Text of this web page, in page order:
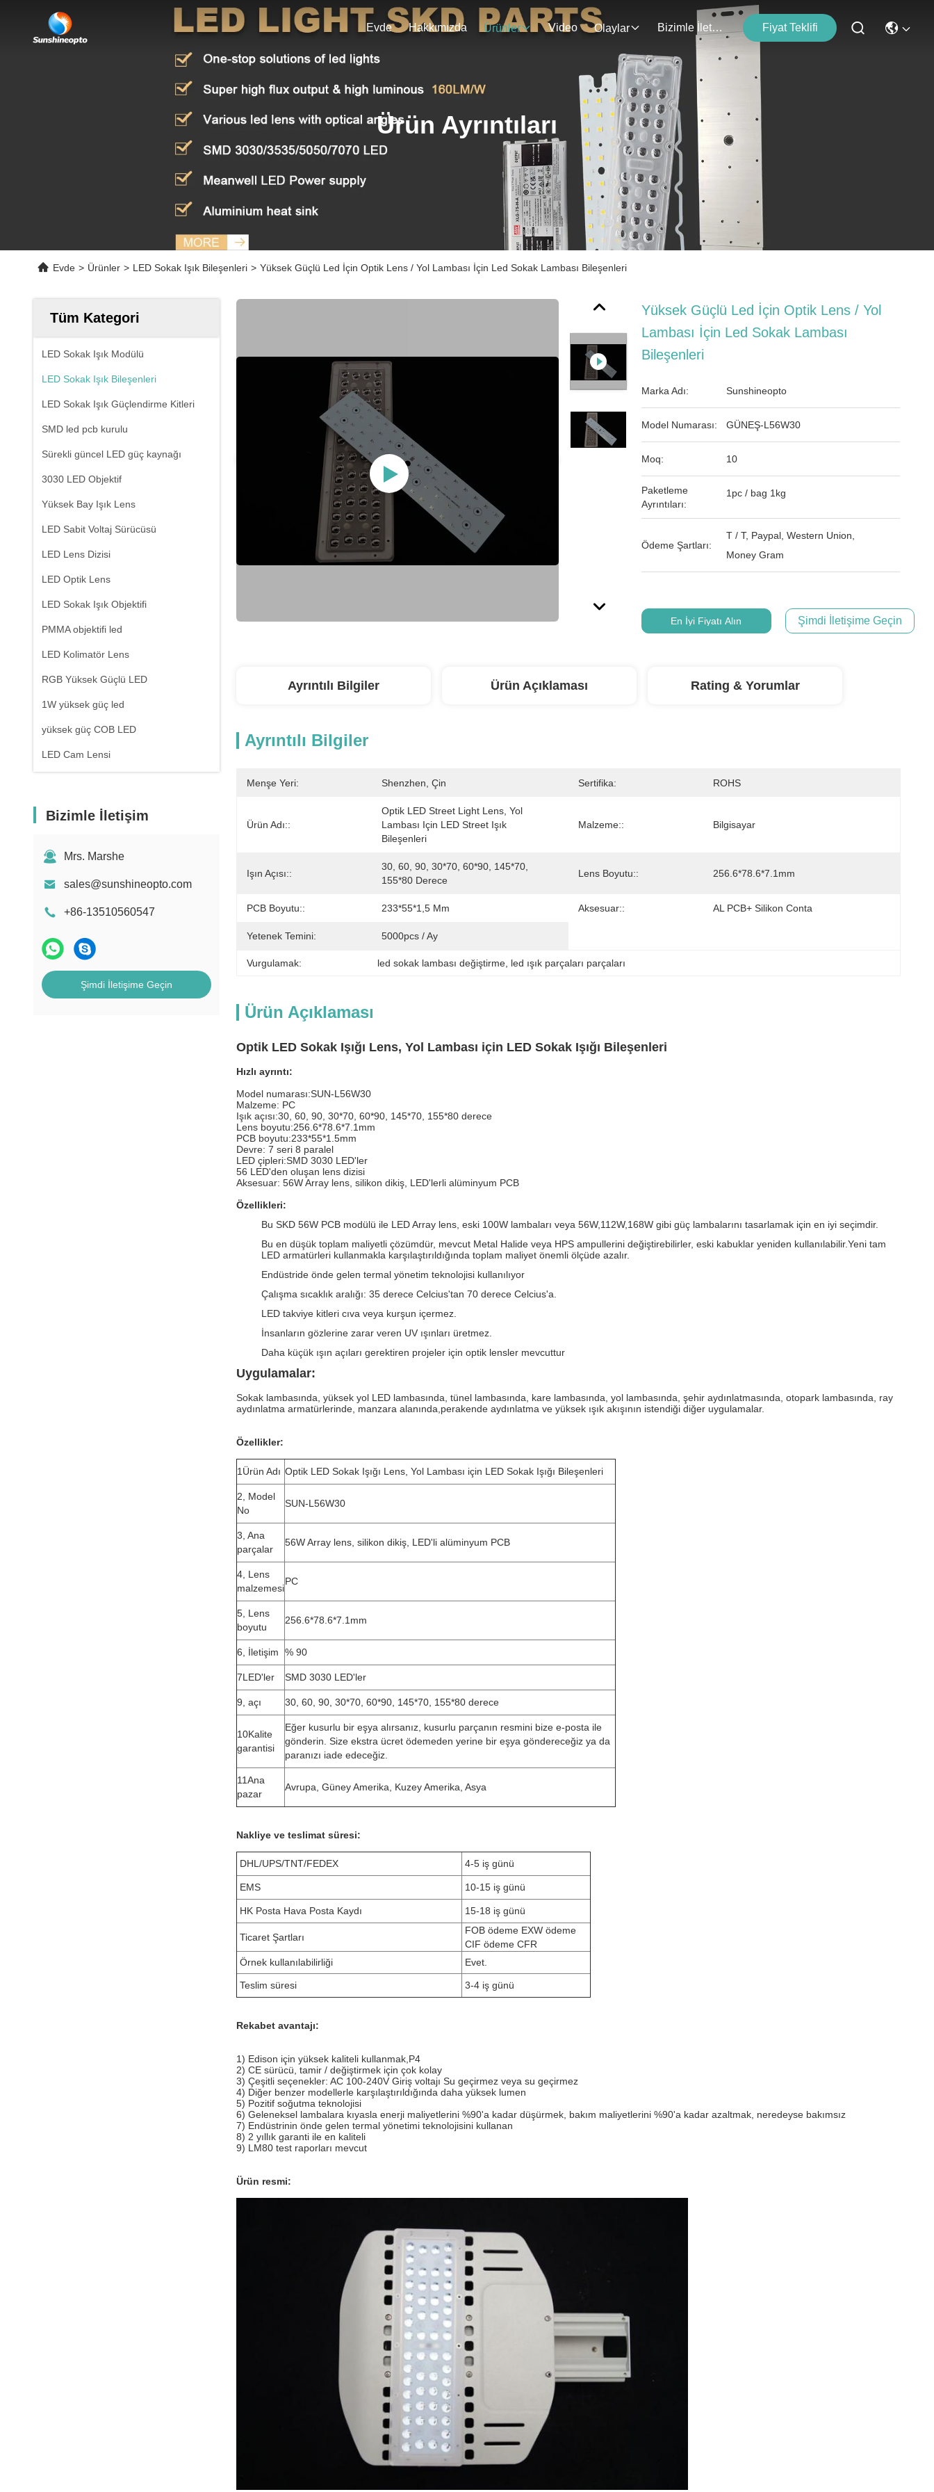
Evde Hakkımızda Ürünler Video Olaylar Bizimle İletişim Fiyat Teklifi
Ürün Ayrıntıları
Evde > Ürünler > LED Sokak Işık Bileşenleri > Yüksek Güçlü Led İçin Optik Lens / Yol Lambası İçin Led Sokak Lambası Bileşenleri
Tüm Kategori
LED Sokak Işık Modülü
LED Sokak Işık Bileşenleri
LED Sokak Işık Güçlendirme Kitleri
SMD led pcb kurulu
Sürekli güncel LED güç kaynağı
3030 LED Objektif
Yüksek Bay Işık Lens
LED Sabit Voltaj Sürücüsü
LED Lens Dizisi
LED Optik Lens
LED Sokak Işık Objektifi
PMMA objektifi led
LED Kolimatör Lens
RGB Yüksek Güçlü LED
1W yüksek güç led
yüksek güç COB LED
LED Cam Lensi
Bizimle İletişim
Mrs. Marshe
sales@sunshineopto.com
+86-13510560547
Şimdi İletişime Geçin
Yüksek Güçlü Led İçin Optik Lens / Yol
Lambası İçin Led Sokak Lambası
Bileşenleri
Marka Adı: Sunshineopto
Model Numarası: GÜNEŞ-L56W30
Moq: 10
Paketleme
Ayrıntıları:
1pc / bag 1kg
Ödeme Şartları:
T / T, Paypal, Western Union,
Money Gram
En İyi Fiyatı Alın Şimdi İletişime Geçin
Ayrıntılı Bilgiler Ürün Açıklaması Rating & Yorumlar
Ayrıntılı Bilgiler
Menşe Yeri: Shenzhen, Çin Sertifika: ROHS
Ürün Adı::
Optik LED Street Light Lens, Yol
Lambası Için LED Street Işık
Bileşenleri
Malzeme:: Bilgisayar
Işın Açısı::
30, 60, 90, 30*70, 60*90, 145*70,
155*80 Derece
Lens Boyutu:: 256.6*78.6*7.1mm
PCB Boyutu:: 233*55*1,5 Mm Aksesuar:: AL PCB+ Silikon Conta
Yetenek Temini: 5000pcs / Ay
Vurgulamak: led sokak lambası değiştirme led ışık parçaları parçaları
Ürün Açıklaması
Optik LED Sokak Işığı Lens, Yol Lambası için LED Sokak Işığı Bileşenleri
Hızlı ayrıntı:
Model numarası:SUN-L56W30
Malzeme: PC
Işık açısı:30, 60, 90, 30*70, 60*90, 145*70, 155*80 derece
Lens boyutu:256.6*78.6*7.1mm
PCB boyutu:233*55*1.5mm
Devre: 7 seri 8 paralel
LED çipleri:SMD 3030 LED'ler
56 LED'den oluşan lens dizisi
Aksesuar: 56W Array lens, silikon dikiş, LED'lerli alüminyum PCB
Özellikleri:
Bu SKD 56W PCB modülü ile LED Array lens, eski 100W lambaları veya 56W,112W,168W gibi güç lambalarını tasarlamak için en iyi seçimdir.
Bu en düşük toplam maliyetli çözümdür, mevcut Metal Halide veya HPS ampullerini değiştirebilirler, eski kabuklar yeniden kullanılabilir.Yeni tam
LED armatürleri kullanmakla karşılaştırıldığında toplam maliyet önemli ölçüde azalır.
Endüstride önde gelen termal yönetim teknolojisi kullanılıyor
Çalışma sıcaklık aralığı: 35 derece Celcius'tan 70 derece Celcius'a.
LED takviye kitleri cıva veya kurşun içermez.
İnsanların gözlerine zarar veren UV ışınları üretmez.
Daha küçük ışın açıları gerektiren projeler için optik lensler mevcuttur
Uygulamalar:
Sokak lambasında, yüksek yol LED lambasında, tünel lambasında, kare lambasında, yol lambasında, şehir aydınlatmasında, otopark lambasında, ray
aydınlatma armatürlerinde, manzara alanında,perakende aydınlatma ve yüksek ışık akışının istendiği diğer uygulamalar.
Özellikler:
1Ürün Adı Optik LED Sokak Işığı Lens, Yol Lambası için LED Sokak Işığı Bileşenleri
2, Model
No
SUN-L56W30
3, Ana
parçalar
56W Array lens, silikon dikiş, LED'li alüminyum PCB
4, Lens
malzemesi
PC
5, Lens
boyutu
256.6*78.6*7.1mm
6, İletişim % 90
7LED'ler SMD 3030 LED'ler
9, açı 30, 60, 90, 30*70, 60*90, 145*70, 155*80 derece
10Kalite
garantisi
Eğer kusurlu bir eşya alırsanız, kusurlu parçanın resmini bize e-posta ile
gönderin. Size ekstra ücret ödemeden yerine bir eşya göndereceğiz ya da
paranızı iade edeceğiz.
11Ana
pazar
Avrupa, Güney Amerika, Kuzey Amerika, Asya
Nakliye ve teslimat süresi:
DHL/UPS/TNT/FEDEX 4-5 iş günü
EMS 10-15 iş günü
HK Posta Hava Posta Kaydı 15-18 iş günü
Ticaret Şartları
FOB ödeme EXW ödeme
CIF ödeme CFR
Örnek kullanılabilirliği
Evet.
Teslim süresi 3-4 iş günü
Rekabet avantajı:
1) Edison için yüksek kaliteli kullanmak,P4
2) CE sürücü, tamir / değiştirmek için çok kolay
3) Çeşitli seçenekler: AC 100-240V Giriş voltajı Su geçirmez veya su geçirmez
4) Diğer benzer modellerle karşılaştırıldığında daha yüksek lumen
5) Pozitif soğutma teknolojisi
6) Geleneksel lambalara kıyasla enerji maliyetlerini %90'a kadar düşürmek, bakım maliyetlerini %90'a kadar azaltmak, neredeyse bakımsız
7) Endüstrinin önde gelen termal yönetimi teknolojisini kullanan
8) 2 yıllık garanti ile en kaliteli
9) LM80 test raporları mevcut
Ürün resmi: